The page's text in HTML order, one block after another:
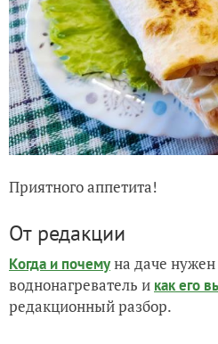
Приятного аппетита!
От редакции
Когда и почемуна даче
воднонагреватель и как его
редакционный разбор.